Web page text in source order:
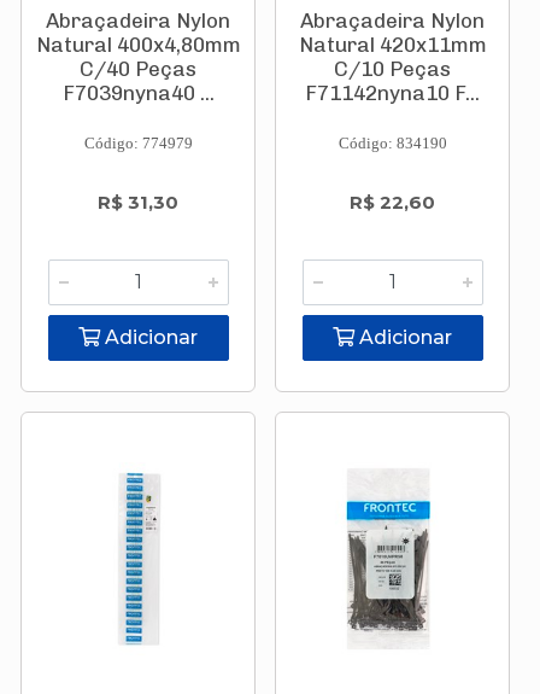
Abraçadeira Nylon
Natural 400x4,80mm
C/40 Peças
F7039nyna40 ...
Código: 774979
R$ 31,30
Adicionar
Abraçadeira Nylon
Natural 420x11mm
C/10 Peças
F71142nyna10 F...
Código: 834190
R$ 22,60
Adicionar